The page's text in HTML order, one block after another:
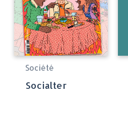
Société
Socialter